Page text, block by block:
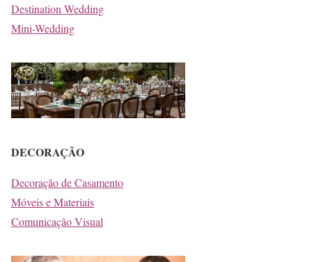
Destination Wedding
Mini-Wedding
DECORAÇÃO
Decoração de Casamento
Móveis e Materiais
Comunicação Visual